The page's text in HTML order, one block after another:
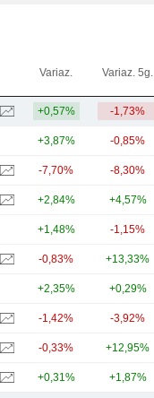
Variaz. Variaz. 5g.
+0,57% -1,73%
+3,87% -0,85%
-7,70% -8,30%
+2,84% +4,57%
+1,48% -1,15%
-0,83% +13,33%
+2,35% +0,29%
-1,42% -3,92%
-0,33% +12,95%
+0,31% +1,87%